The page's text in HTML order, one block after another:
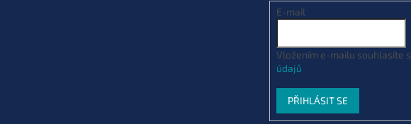
E-mail
Vložením e-mailu souhlasíte s
údajů
PŘIHLÁSIT SE